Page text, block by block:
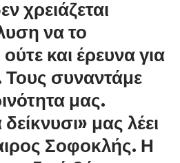
χρειάζεται
να το
και έρευνα για
Τους συναντάμε
μας.
μας λέει
Σοφοκλής. Η